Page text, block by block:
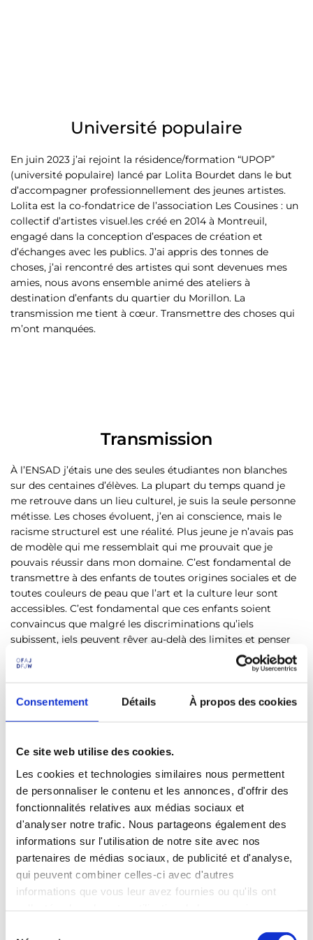
Consentement Détails À propos des cookies
Ce site web utilise des cookies.
Les cookies et technologies similaires nous permettent
de personnaliser le contenu et les annonces, d'offrir des
fonctionnalités relatives aux médias sociaux et
d'analyser notre trafic. Nous partageons également des
informations sur l'utilisation de notre site avec nos
partenaires de médias sociaux, de publicité et d'analyse,
qui peuvent combiner celles-ci avec d'autres
informations que vous leur avez fournies ou qu'ils ont
Université populaire
En juin 2023 j’ai rejoint la résidence/formation “UPOP”
(université populaire) lancé par Lolita Bourdet dans le but
d’accompagner professionnellement des jeunes artistes.
Lolita est la co-fondatrice de l’association Les Cousines : un
collectif d’artistes visuel.les créé en 2014 à Montreuil,
engagé dans la conception d’espaces de création et
d’échanges avec les publics. J’ai appris des tonnes de
choses, j’ai rencontré des artistes qui sont devenues mes
amies, nous avons ensemble animé des ateliers à
destination d’enfants du quartier du Morillon. La
transmission me tient à cœur. Transmettre des choses qui
m’ont manquées.
Transmission
À l’ENSAD j’étais une des seules étudiantes non blanches
sur des centaines d’élèves. La plupart du temps quand je
me retrouve dans un lieu culturel, je suis la seule personne
métisse. Les choses évoluent, j’en ai conscience, mais le
racisme structurel est une réalité. Plus jeune je n’avais pas
de modèle qui me ressemblait qui me prouvait que je
pouvais réussir dans mon domaine. C’est fondamental de
transmettre à des enfants de toutes origines sociales et de
toutes couleurs de peau que l’art et la culture leur sont
accessibles. C’est fondamental que ces enfants soient
convaincus que malgré les discriminations qu’iels
subissent, iels peuvent rêver au-delà des limites et penser
des espaces où fabriquer des nouveaux possibles.
C’est un sujet dont je parlais il y a peu avec mon amie Nour
@acmtnour). C'est important pour elle que son travail soit
mesure elle s’est retrouvée à travailler sur des projets fous.
entre eux: le rap, le sport, la photo… C’est quelque chose que
j’admire beaucoup.